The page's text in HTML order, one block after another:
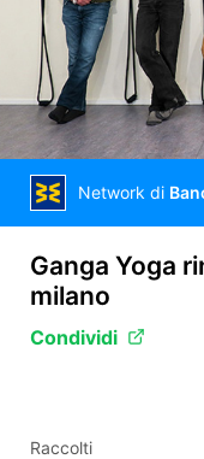
Network di
Ganga Yoga
milano
Condividi
Raccolti